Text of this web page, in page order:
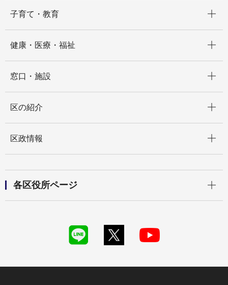
子育て・教育
健康・医療・福祉
窓口・施設
区の紹介
区政情報
各区役所ページ